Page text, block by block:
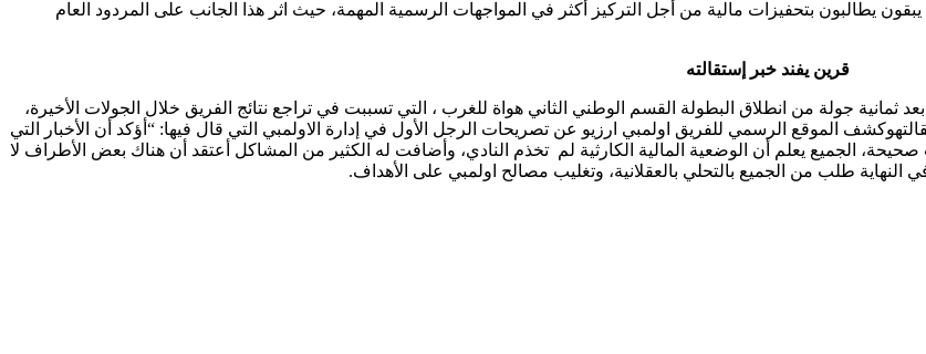
يطالبون بتحفيزات مالية من أجل التركيز أكثر في المواجهات الرسمية المهمة، حيث اثر هذا الجانب على المردود العام
قرين يفند خبر إستقالته
جولة من انطلاق البطولة القسم الوطني الثاني هواة للغرب ، التي تسببت في تراجع نتائج الفريق خلال الجولات الأخيرة،
الموقع الرسمي للفريق اولمبي ارزيو عن تصريحات الرجل الأول في إدارة الاولمبي التي قال فيها: “أؤكد أن الأخبار التي
الجميع يعلم أن الوضعية المالية الكارثية لم تخذم النادي، وأضافت له الكثير من المشاكل أعتقد أن هناك بعض الأطراف لا
طلب من الجميع بالتحلي بالعقلانية، وتغليب مصالح اولمبي على الأهداف.